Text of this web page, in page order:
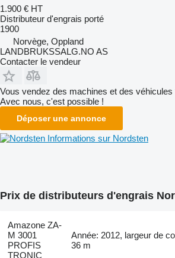
1.900 € HT
Distributeur d'engrais porté
1900
Norvège, Oppland
LANDBRUKSSALG.NO AS
Contacter le vendeur
Vous vendez des machines et des véhicules
Avec nous, c'est possible !
Déposer une annonce
Informations sur Nordsten
Prix de distributeurs d'engrais
Amazone ZA-
M 3001
PROFIS
TRONIC
Année: 2012, largeur de
36 m